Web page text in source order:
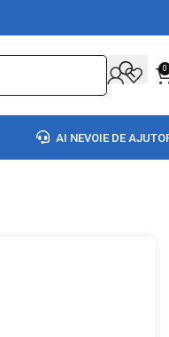
0
AI NEVOIE DE